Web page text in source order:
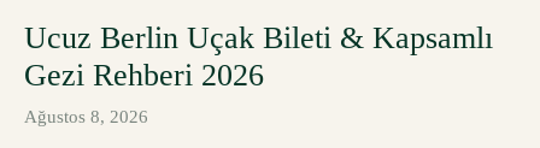
Ucuz Berlin Uçak Bileti & Kapsamlı
Gezi Rehberi 2026
Ağustos 8, 2026